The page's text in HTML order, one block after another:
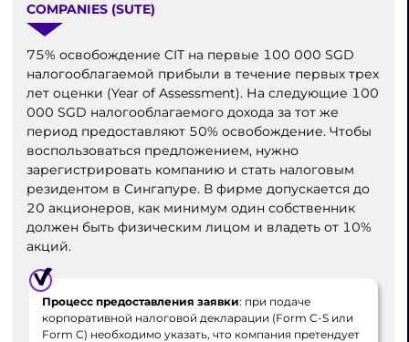
COMPANIES (SUTE)
75% освобождение CIT на первые 100 000 SGD
налогооблагаемой прибыли в течение первых трех
лет оценки (Year of Assessment). На следующие 100
000 SGD налогооблагаемого дохода за тот же
период предоставляют 50% освобождение. Чтобы
воспользоваться предложением, нужно
зарегистрировать компанию и стать налоговым
резидентом в Сингапуре. В фирме допускается до
20 акционеров, как минимум один собственник
должен быть физическим лицом и владеть от 10%
акций.
Процесс предоставления заявки: при подаче
корпоративной налоговой декларации (Form C-S или
Form C) необходимо указать, что компания претендует